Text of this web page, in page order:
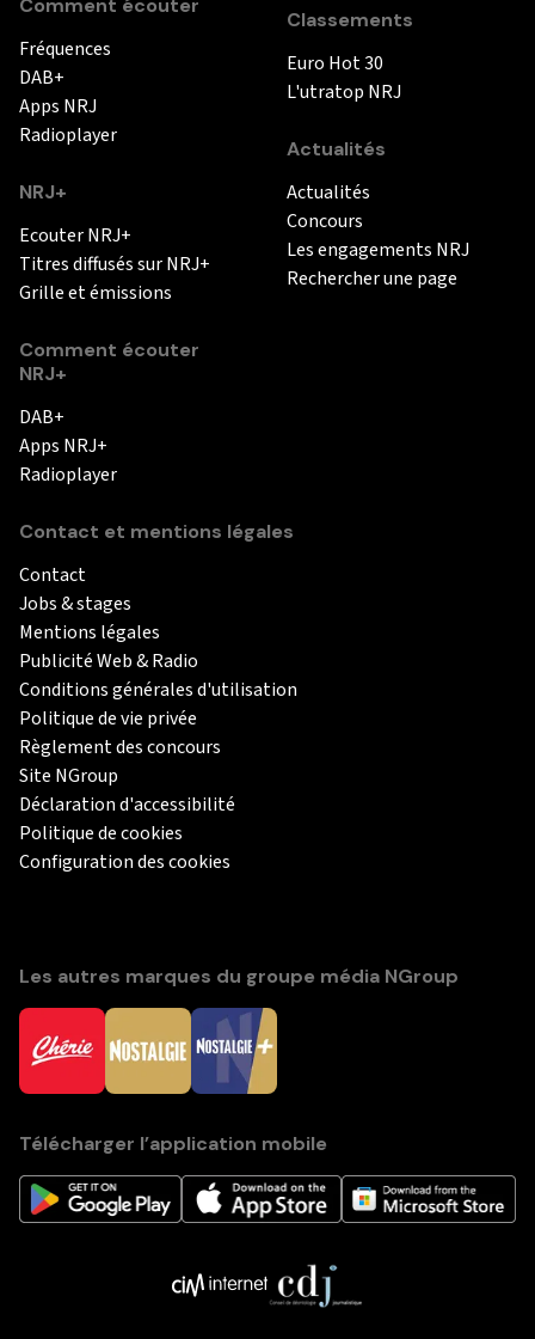
Comment écouter
Fréquences
DAB+
Apps NRJ
Radioplayer
NRJ+
Ecouter NRJ+
Titres diffusés sur NRJ+
Grille et émissions
Comment écouter
NRJ+
DAB+
Apps NRJ+
Radioplayer
Classements
Euro Hot 30
L'utratop NRJ
Actualités
Actualités
Concours
Les engagements NRJ
Rechercher une page
Contact et mentions légales
Contact
Jobs & stages
Mentions légales
Publicité Web & Radio
Conditions générales d'utilisation
Politique de vie privée
Règlement des concours
Site NGroup
Déclaration d'accessibilité
Politique de cookies
Configuration des cookies
Les autres marques du groupe média NGroup
Télécharger l’application mobile